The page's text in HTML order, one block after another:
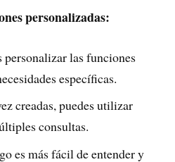
personalizadas:
personalizar las funciones
específicas.
creadas, puedes utilizar
consultas.
es más fácil de entender y